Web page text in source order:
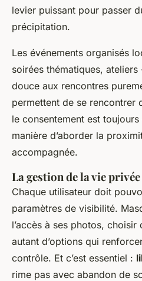
levier puissant pour passer
précipitation.
Les événements organisés
soirées thématiques,
douce aux rencontres
permettent de se rencontrer
le consentement est
manière d’aborder la
accompagnée.
La gestion de la vie
Chaque utilisateur doit
paramètres de visibilité.
l’accès à ses photos, choisir
autant d’options qui
contrôle. Et c’est essentiel :
rime pas avec abandon de